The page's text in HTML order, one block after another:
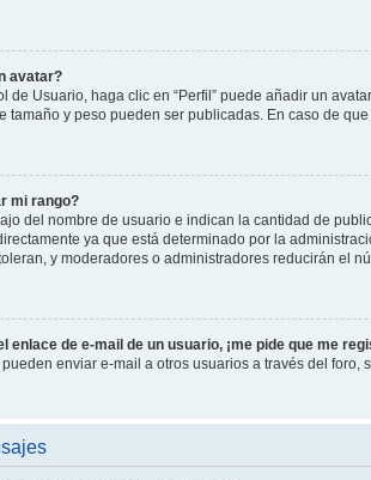
avatar?
de Usuario, haga clic en “Perfil” puede añadir un
tamaño y peso pueden ser publicadas. En caso de
mi rango?
del nombre de usuario e indican la cantidad de
ya que está determinado por la
y moderadores o administradores reducirán el
enlace de e-mail de un usuario, ¡me pide que me
enviar e-mail a otros usuarios a través del